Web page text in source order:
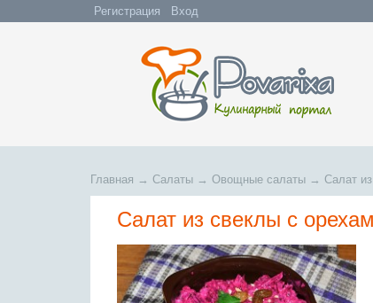
Регистрация Вход
Главная → Салаты → Овощные салаты → Салат
Салат из свеклы с